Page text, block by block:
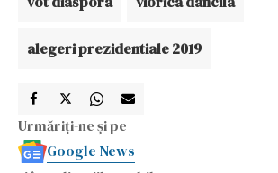
alegeri prezidentiale 2019
Urmăriți-ne și pe
Google News